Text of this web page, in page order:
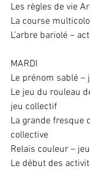
Les règles de vie
La course
L’arbre bariolé –
MARDI
Le prénom sablé –
Le jeu du rouleau
jeu collectif
La grande fresque
collective
Relais couleur –
Le début des